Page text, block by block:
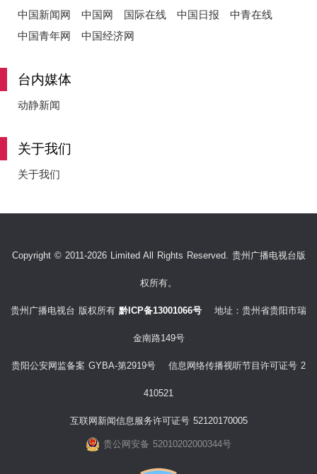
中国新闻网
中国网 国际在线 中国日报
中青在线
中国青年网
中国经济网
台内媒体
动静新闻
关于我们
关于我们
Copyright © 2011-2026 Limited All Rights Reserved. 贵州广播电视台版
权所有。
贵州广播电视台 版权所有 黔ICP备13001066号 地址：贵州省贵阳市瑞
金南路149号
贵阳公安网监备案 GYBA-第2919号 信息网络传播视听节目许可证号 2
410521
互联网新闻信息服务许可证号 52120170005
贵公网安备 52010202000344号